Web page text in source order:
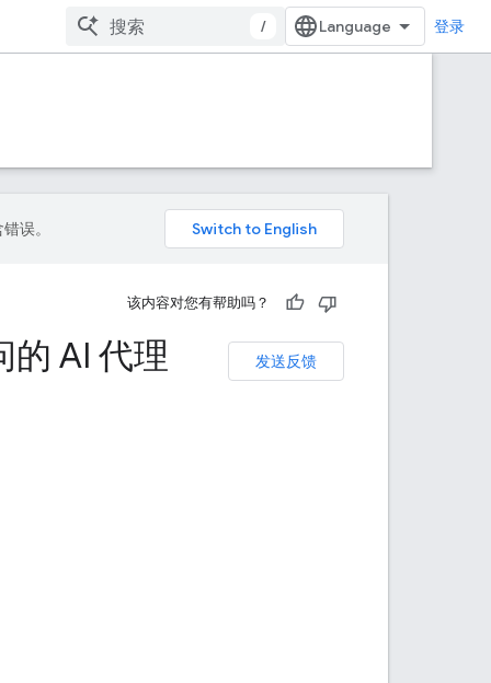
/ 登录
误。
该内容对您有帮助吗？
发送反馈
AI 代理